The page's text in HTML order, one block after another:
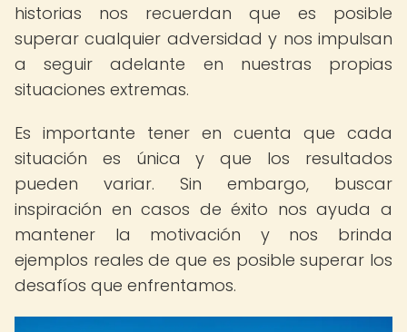
historias nos recuerdan que es posible
superar cualquier adversidad y nos impulsan
a seguir adelante en nuestras propias
situaciones extremas.
Es importante tener en cuenta que cada
situación es única y que los resultados
pueden variar. Sin embargo, buscar
inspiración en casos de éxito nos ayuda a
mantener la motivación y nos brinda
ejemplos reales de que es posible superar los
desafíos que enfrentamos.